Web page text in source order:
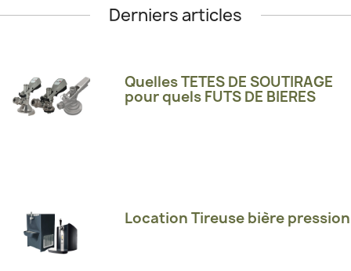
Derniers articles
Quelles TETES DE SOUTIRAGE
pour quels FUTS DE BIERES
Location Tireuse bière pression